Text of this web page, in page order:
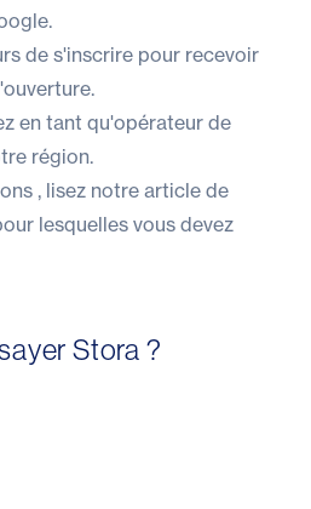
de s'inscrire pour recevoir
en tant qu'opérateur de
région.
, lisez notre article de
lesquelles vous devez
Stora ?